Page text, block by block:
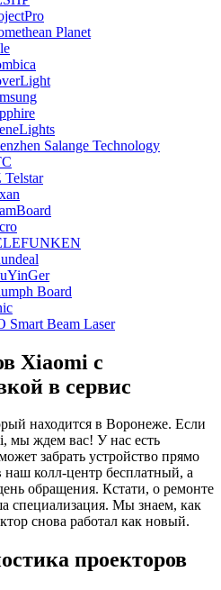
Planet
Salange Technology
Telstar
Board
Smart Beam Laser
Xiaomi с
в сервис
находится в Воронеже. Если
мы ждем вас! У нас есть
забрать устройство прямо
колл-центр бесплатный, а
обращения. Кстати, о ремонте
специализация. Мы знаем, как
снова работал как новый.
проекторов